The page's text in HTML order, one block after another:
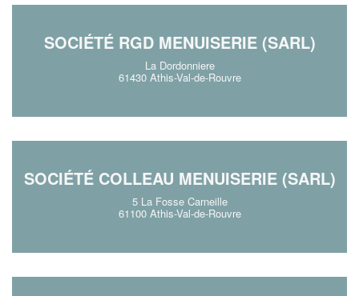
SOCIÉTÉ RGD MENUISERIE (SARL)
La Dordonniere
61430 Athis-Val-de-Rouvre
SOCIÉTÉ COLLEAU MENUISERIE (SARL)
5 La Fosse Carneille
61100 Athis-Val-de-Rouvre